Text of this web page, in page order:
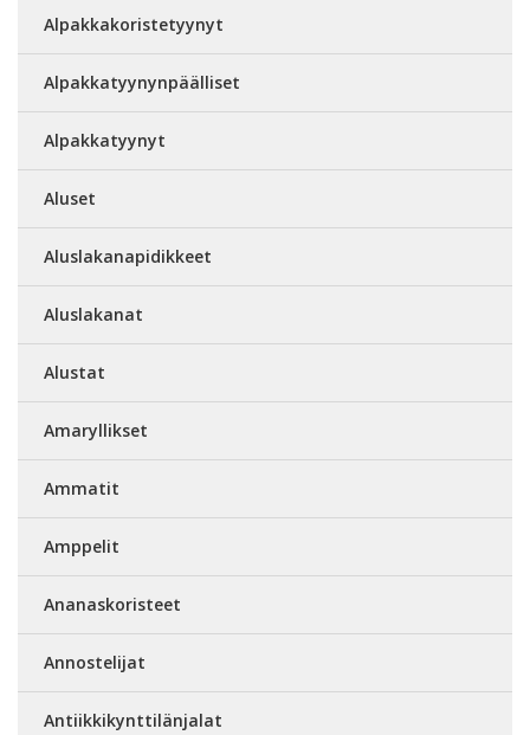
Alpakkakoristetyynyt
Alpakkatyynynpäälliset
Alpakkatyynyt
Aluset
Aluslakanapidikkeet
Aluslakanat
Alustat
Amaryllikset
Ammatit
Amppelit
Ananaskoristeet
Annostelijat
Antiikkikynttilänjalat